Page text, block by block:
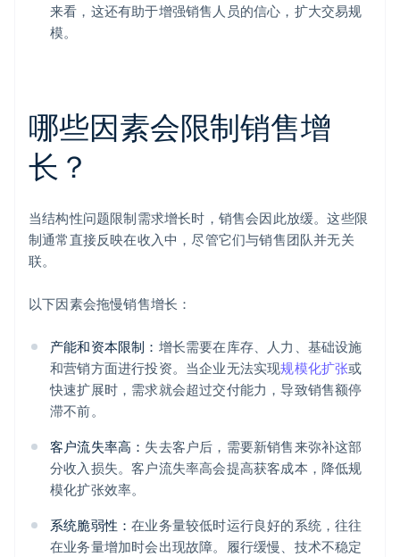
来看，这还有助于增强销售人员的信心，扩大交易规
模。
哪些因素会限制销售增
长？
当结构性问题限制需求增长时，销售会因此放缓。这些限
制通常直接反映在收入中，尽管它们与销售团队并无关
联。
以下因素会拖慢销售增长：
产能和资本限制： 增长需要在库存、人力、基础设施
和营销方面进行投资。当企业无法实现规模化扩张或
快速扩展时，需求就会超过交付能力，导致销售额停
滞不前。
客户流失率高： 失去客户后，需要新销售来弥补这部
分收入损失。客户流失率高会提高获客成本，降低规
模化扩张效率。
系统脆弱性：在业务量较低时运行良好的系统，往往
在业务量增加时会出现故障。履行缓慢、技术不稳定